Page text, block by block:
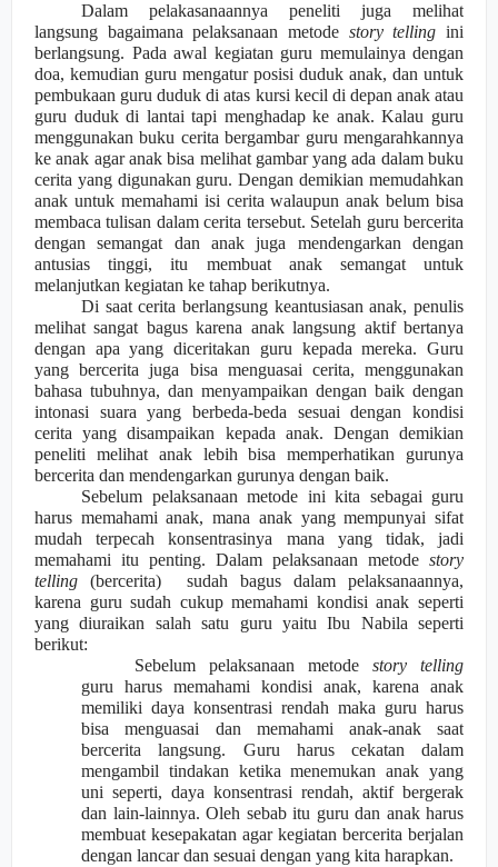
Dalam pelakasanaannya peneliti juga melihat
langsung bagaimana pelaksanaan metode story telling ini
berlangsung. Pada awal kegiatan guru memulainya dengan
doa, kemudian guru mengatur posisi duduk anak, dan untuk
pembukaan guru duduk di atas kursi kecil di depan anak atau
guru duduk di lantai tapi menghadap ke anak. Kalau guru
menggunakan buku cerita bergambar guru mengarahkannya
ke anak agar anak bisa melihat gambar yang ada dalam buku
cerita yang digunakan guru. Dengan demikian memudahkan
anak untuk memahami isi cerita walaupun anak belum bisa
membaca tulisan dalam cerita tersebut. Setelah guru bercerita
dengan semangat dan anak juga mendengarkan dengan
antusias tinggi, itu membuat anak semangat untuk
melanjutkan kegiatan ke tahap berikutnya.
Di saat cerita berlangsung keantusiasan anak, penulis
melihat sangat bagus karena anak langsung aktif bertanya
dengan apa yang diceritakan guru kepada mereka. Guru
yang bercerita juga bisa menguasai cerita, menggunakan
bahasa tubuhnya, dan menyampaikan dengan baik dengan
intonasi suara yang berbeda-beda sesuai dengan kondisi
cerita yang disampaikan kepada anak. Dengan demikian
peneliti melihat anak lebih bisa memperhatikan gurunya
bercerita dan mendengarkan gurunya dengan baik.
Sebelum pelaksanaan metode ini kita sebagai guru
harus memahami anak, mana anak yang mempunyai sifat
mudah terpecah konsentrasinya mana yang tidak, jadi
memahami itu penting. Dalam pelaksanaan metode story
telling (bercerita)
sudah bagus dalam pelaksanaannya,
karena guru sudah cukup memahami kondisi anak seperti
yang diuraikan salah satu guru yaitu Ibu Nabila seperti
berikut:
Sebelum pelaksanaan metodestory telling
guru harus memahami kondisi anak, karena anak
memiliki daya konsentrasi rendah maka guru harus
bisa menguasai dan memahami anak-anak saat
bercerita langsung. Guru harus cekatan dalam
mengambil tindakan ketika menemukan anak yang
uni seperti, daya konsentrasi rendah, aktif bergerak
dan lain-lainnya. Oleh sebab itu guru dan anak harus
membuat kesepakatan agar kegiatan bercerita berjalan
dengan lancar dan sesuai dengan yang kita harapkan.